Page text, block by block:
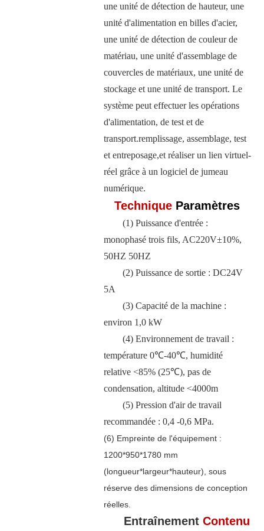
une unité de détection de hauteur, une
unité d'alimentation en billes d'acier,
une unité de détection de couleur de
matériau, une unité d'assemblage de
couvercles de matériaux, une unité de
stockage et une unité de transport. Le
système peut effectuer les opérations
d'alimentation, de test et de
transport.remplissage, assemblage, test
et entreposage,et réaliser un lien virtuel-
réel grâce à un logiciel de jumeau
numérique.
Technique Paramètres
(1) Puissance d'entrée :
monophasé trois fils, AC220V±10%,
50HZ 50HZ
(2) Puissance de sortie : DC24V
5A
(3) Capacité de la machine :
environ 1,0 kW
(4) Environnement de travail :
température 0℃-40℃, humidité
relative <85% (25℃), pas de
condensation, altitude <4000m
(5) Pression d'air de travail
recommandée : 0,4 -0,6 MPa.
(6) Empreinte de l'équipement :
1200*950*1780 mm
(longueur*largeur*hauteur), sous
réserve des dimensions de conception
réelles.
Entraînement Contenu